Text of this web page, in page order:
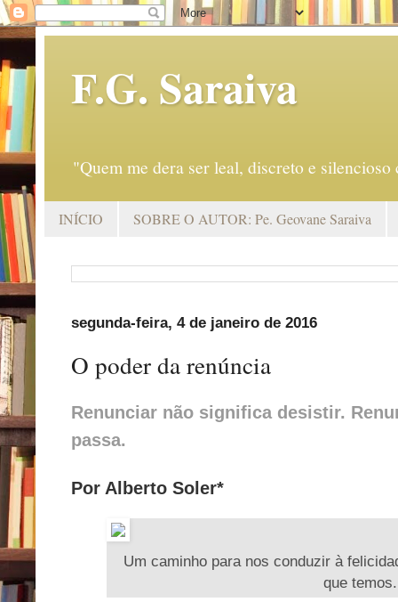
F.G. Saraiva
"Quem me dera ser leal, discreto e
INÍCIO SOBRE O AUTOR: Pe. Geovane Saraiva
segunda-feira, 4 de janeiro de 2016
O poder da renúncia
Renunciar não significa desistir.
passa.
Por Alberto Soler*
Um caminho para nos conduzir à
que temos.